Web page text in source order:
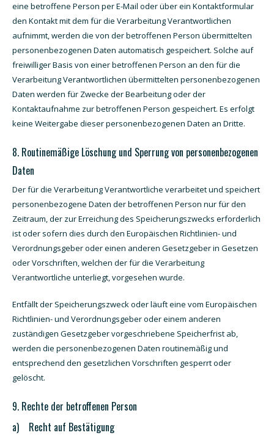
eine betroffene Person per E-Mail oder über ein Kontaktformular
den Kontakt mit dem für die Verarbeitung Verantwortlichen
aufnimmt, werden die von der betroffenen Person übermittelten
personenbezogenen Daten automatisch gespeichert. Solche auf
freiwilliger Basis von einer betroffenen Person an den für die
Verarbeitung Verantwortlichen übermittelten personenbezogenen
Daten werden für Zwecke der Bearbeitung oder der
Kontaktaufnahme zur betroffenen Person gespeichert. Es erfolgt
keine Weitergabe dieser personenbezogenen Daten an Dritte.
8. Routinemäßige Löschung und Sperrung von personenbezogenen
Daten
Der für die Verarbeitung Verantwortliche verarbeitet und speichert
personenbezogene Daten der betroffenen Person nur für den
Zeitraum, der zur Erreichung des Speicherungszwecks erforderlich
ist oder sofern dies durch den Europäischen Richtlinien- und
Verordnungsgeber oder einen anderen Gesetzgeber in Gesetzen
oder Vorschriften, welchen der für die Verarbeitung
Verantwortliche unterliegt, vorgesehen wurde.
Entfällt der Speicherungszweck oder läuft eine vom Europäischen
Richtlinien- und Verordnungsgeber oder einem anderen
zuständigen Gesetzgeber vorgeschriebene Speicherfrist ab,
werden die personenbezogenen Daten routinemäßig und
entsprechend den gesetzlichen Vorschriften gesperrt oder
gelöscht.
9. Rechte der betroffenen Person
a) Recht auf Bestätigung